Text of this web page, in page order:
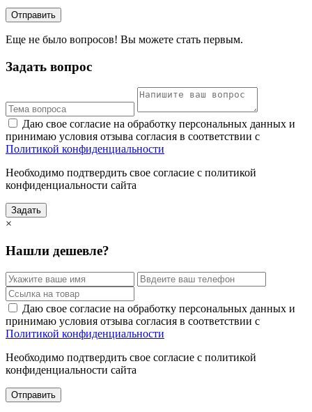
Отправить
Еще не было вопросов! Вы можете стать первым.
Задать вопрос
Даю свое согласие на обработку персональных данных и
принимаю условия отзыва согласия в соответствии с
Политикой конфиденциальности
Необходимо подтвердить свое согласие с политикой
конфиденциальности сайта
Задать
×
Нашли дешевле?
Даю свое согласие на обработку персональных данных и
принимаю условия отзыва согласия в соответствии с
Политикой конфиденциальности
Необходимо подтвердить свое согласие с политикой
конфиденциальности сайта
Отправить